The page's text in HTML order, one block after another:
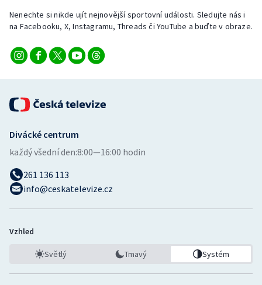
Nenechte si nikde ujít nejnovější sportovní události. Sledujte nás i
na Facebooku, X, Instagramu, Threads či YouTube a buďte v obraze.
Divácké centrum
každý všední den:8:00—16:00 hodin
261 136 113
info@ceskatelevize.cz
Vzhled
Světlý Tmavý Systém